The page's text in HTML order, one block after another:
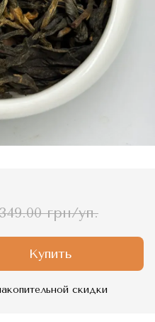
грн/уп.
Купить
скидки